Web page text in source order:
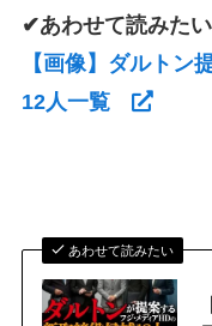
✔あわせて読みたい
【画像】ダルトン
12人一覧
あわせて読みたい